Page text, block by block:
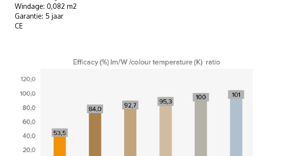
Windage: 0,082 m2
Garantie: 5 jaar
CE